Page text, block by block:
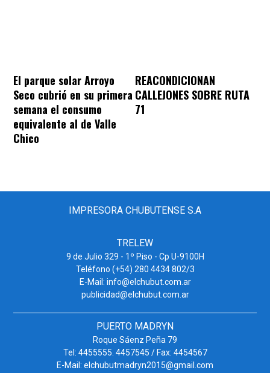
El parque solar Arroyo
Seco cubrió en su primera
semana el consumo
equivalente al de Valle
Chico
REACONDICIONAN
CALLEJONES SOBRE RUTA
71
IMPRESORA CHUBUTENSE S.A
TRELEW
9 de Julio 329 - 1º Piso - Cp U-9100H
Teléfono (+54) 280 4434 802/3
E-Mail: info@elchubut.com.ar
publicidad@elchubut.com.ar
PUERTO MADRYN
Roque Sáenz Peña 79
Tel: 4455555. 4457545 / Fax: 4454567
E-Mail: elchubutmadryn2015@gmail.com